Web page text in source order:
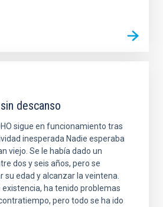
descanso
sigue en funcionamiento tras
inesperada Nadie esperaba
viejo. Se le había dado un
dos y seis años, pero se
su edad y alcanzar la veintena.
existencia, ha tenido problemas
pero todo se ha ido